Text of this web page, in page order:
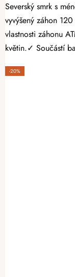
Severský smrk s méně suky 100% přírodní materiál Čtyřstranně hoblovaný masiv Vypěstujte si čerstvé bylinky, zeleninu nebo jahody v záhonu, který
vyvýšený záhon
vlastnosti záhonu
květin.✓ Součástí
-20%